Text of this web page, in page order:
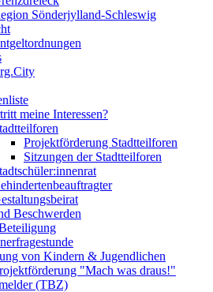
Sönderjylland-Schleswig
meine Interessen?
Projektförderung Stadtteilforen
Sitzungen der Stadtteilforen
Beschwerden
von Kindern & Jugendlichen
"Mach was draus!"
(TBZ)